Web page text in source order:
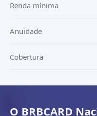
Renda mínima
Anuidade
Cobertura
O BRBCARD